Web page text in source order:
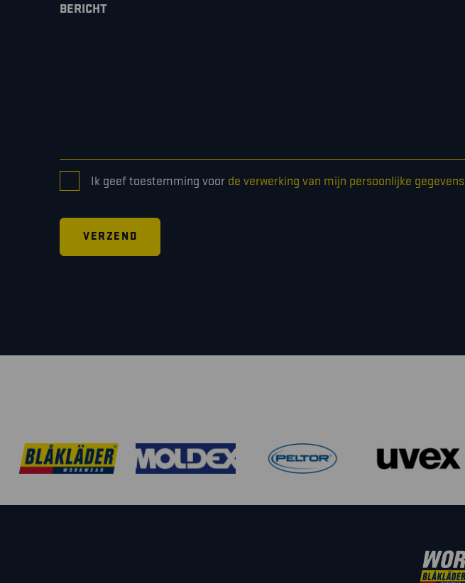
BERICHT
CONSENT
*
Ik geef toestemming voor de verwerking van mijn persoonlijke gegevens